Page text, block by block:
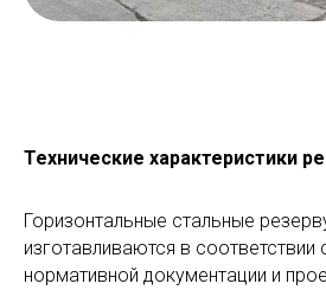
Технические характеристики
Горизонтальные стальные
изготавливаются в соответствии
нормативной документации и